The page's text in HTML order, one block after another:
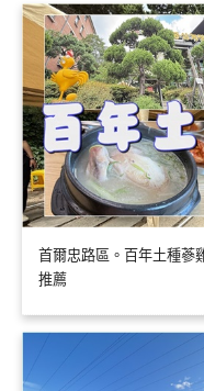
首爾忠路區。百年土種蔘
推薦